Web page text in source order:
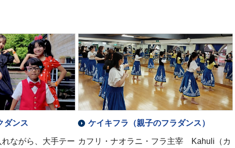
ダンス
ながら、大手テー
ケイキフラ（親子のフラダンス）
カフリ・ナオラニ・フラ主宰 Kahuli（カ